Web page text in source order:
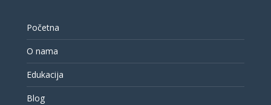
Početna
O nama
Edukacija
Blog